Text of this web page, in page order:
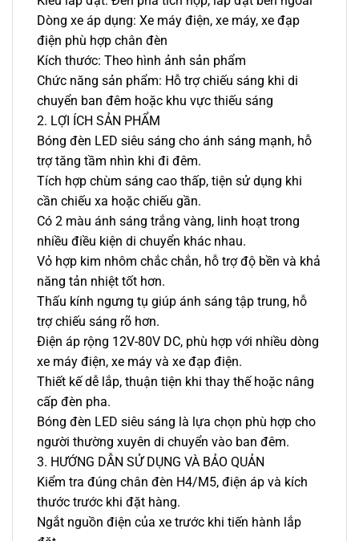
Dòng xe áp dụng: Xe máy điện, xe máy, xe đạp
điện phù hợp chân đèn
Kích thước: Theo hình ảnh sản phẩm
Chức năng sản phẩm: Hỗ trợ chiếu sáng khi di
chuyển ban đêm hoặc khu vực thiếu sáng
2. LỢI ÍCH SẢN PHẨM
Bóng đèn LED siêu sáng cho ánh sáng mạnh, hỗ
trợ tăng tầm nhìn khi đi đêm.
Tích hợp chùm sáng cao thấp, tiện sử dụng khi
cần chiếu xa hoặc chiếu gần.
Có 2 màu ánh sáng trắng vàng, linh hoạt trong
nhiều điều kiện di chuyển khác nhau.
Vỏ hợp kim nhôm chắc chắn, hỗ trợ độ bền và khả
năng tản nhiệt tốt hơn.
Thấu kính ngưng tụ giúp ánh sáng tập trung, hỗ
trợ chiếu sáng rõ hơn.
Điện áp rộng 12V-80V DC, phù hợp với nhiều dòng
xe máy điện, xe máy và xe đạp điện.
Thiết kế dễ lắp, thuận tiện khi thay thế hoặc nâng
cấp đèn pha.
Bóng đèn LED siêu sáng là lựa chọn phù hợp cho
người thường xuyên di chuyển vào ban đêm.
3. HƯỚNG DẪN SỬ DỤNG VÀ BẢO QUẢN
Kiểm tra đúng chân đèn H4/M5, điện áp và kích
thước trước khi đặt hàng.
Ngắt nguồn điện của xe trước khi tiến hành lắp